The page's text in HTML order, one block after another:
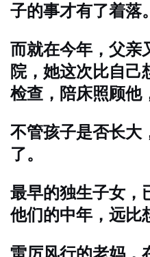
子的事才有了着落。
而就在今年，父亲
院，她这次比自己
检查，陪床照顾他
不管孩子是否长大
了。
最早的独生子女，
他们的中年，远比